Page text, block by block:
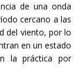
de una onda
cercano a las
del viento, por lo
en un estado
la práctica por